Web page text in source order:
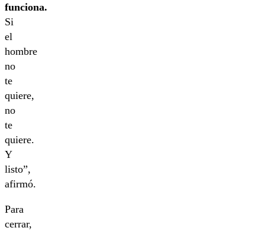
funciona.
Si
el
hombre
no
te
quiere,
no
te
quiere.
Y
listo”,
afirmó.
Para
cerrar,